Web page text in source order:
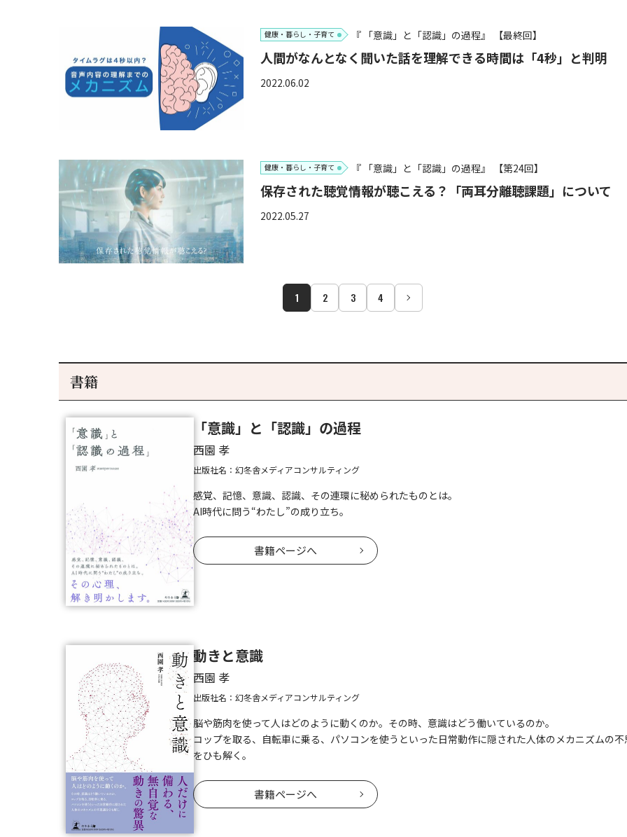
健康・暮らし・子育て 『 「意識」と「認識」の過程』 【最終回】
人間がなんとなく聞いた話を理解できる時間は「4秒」と判明
2022.06.02
健康・暮らし・子育て 『 「意識」と「認識」の過程』 【第24回】
保存された聴覚情報が聴こえる？「両耳分離聴課題」について
2022.05.27
1 2 3 4
書籍
「意識」と「認識」の過程
西園 孝
出版社名：幻冬舎メディアコンサルティング
感覚、記憶、意識、認識、その連環に秘められたものとは。
AI時代に問う“わたし”の成り立ち。
書籍ページへ
動きと意識
西園 孝
出版社名：幻冬舎メディアコンサルティング
脳や筋肉を使って人はどのように動くのか。その時、意識はどう働いているのか。
コップを取る、自転車に乗る、パソコンを使うといった日常動作に隠された人体のメカニズムの不
をひも解く。
書籍ページへ